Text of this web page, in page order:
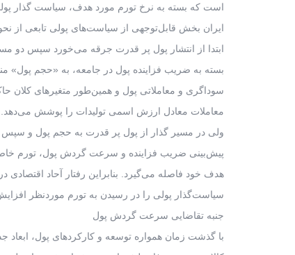
است که بسته به نرخ تورم مورد هدف، سیاست گذار
ایران بخش قابل‌توجهی از سیاست‌های پولی تابعی از
ابتدا از انتشار پول پر قدرت جرقه می‌خورد سپس دو
بسته به ضریب فزاینده پول در جامعه، به «حجم پول»
سوداگری و معاملاتی پول و همین‌طور متغیر‌های کلان
معاملات معادل ارزش اسمی تولیدات را پوشش می‌دهد.
ولی در مسیر گذار از پول پر قدرت به حجم پول و سپس
پیش‌بینی ضریب فزاینده و سرعت گردش پول، تورم
هدف خود فاصله می‌گیرد. بنابراین رفتار آحاد
سیاست‌گذار پولی را در رسیدن به تورم موردنظر
جنبه تقاضایی سرعت گردش پول
با گذشت زمان همواره توسعه و کارکرد‌های پول، ابعاد